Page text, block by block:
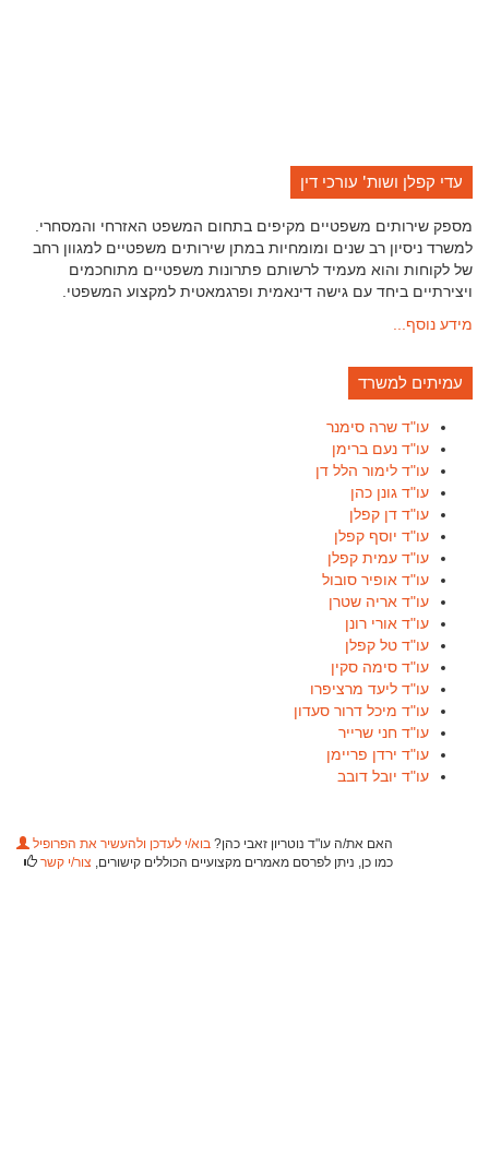
עדי קפלן ושות' עורכי דין
מספק שירותים משפטיים מקיפים בתחום המשפט האזרחי והמסחרי.
למשרד ניסיון רב שנים ומומחיות במתן שירותים משפטיים למגוון רחב
של לקוחות והוא מעמיד לרשותם פתרונות משפטיים מתוחכמים
ויצירתיים ביחד עם גישה דינאמית ופרגמאטית למקצוע המשפטי.
מידע נוסף...
עמיתים למשרד
עו"ד שרה סימנר
עו"ד נעם ברימן
עו"ד לימור הלל דן
עו"ד גונן כהן
עו"ד דן קפלן
עו"ד יוסף קפלן
עו"ד עמית קפלן
עו"ד אופיר סובול
עו"ד אריה שטרן
עו"ד אורי רונן
עו"ד טל קפלן
עו"ד סימה סקין
עו"ד ליעד מרציפרו
עו"ד מיכל דרור סעדון
עו"ד חני שרייר
עו"ד ירדן פריימן
עו"ד יובל דובב
האם את/ה עו"ד נוטריון זאבי כהן? בוא/י לעדכן ולהעשיר את הפרופיל
כמו כן, ניתן לפרסם מאמרים מקצועיים הכוללים קישורים, צור/י קשר